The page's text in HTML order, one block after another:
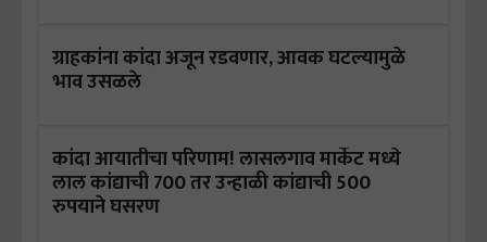
ग्राहकांना कांदा अजून रडवणार, आवक घटल्यामुळे
भाव उसळले
कांदा आयातीचा परिणाम! लासलगाव मार्केट मध्ये
लाल कांद्याची 700 तर उन्हाळी कांद्याची 500
रुपयाने घसरण